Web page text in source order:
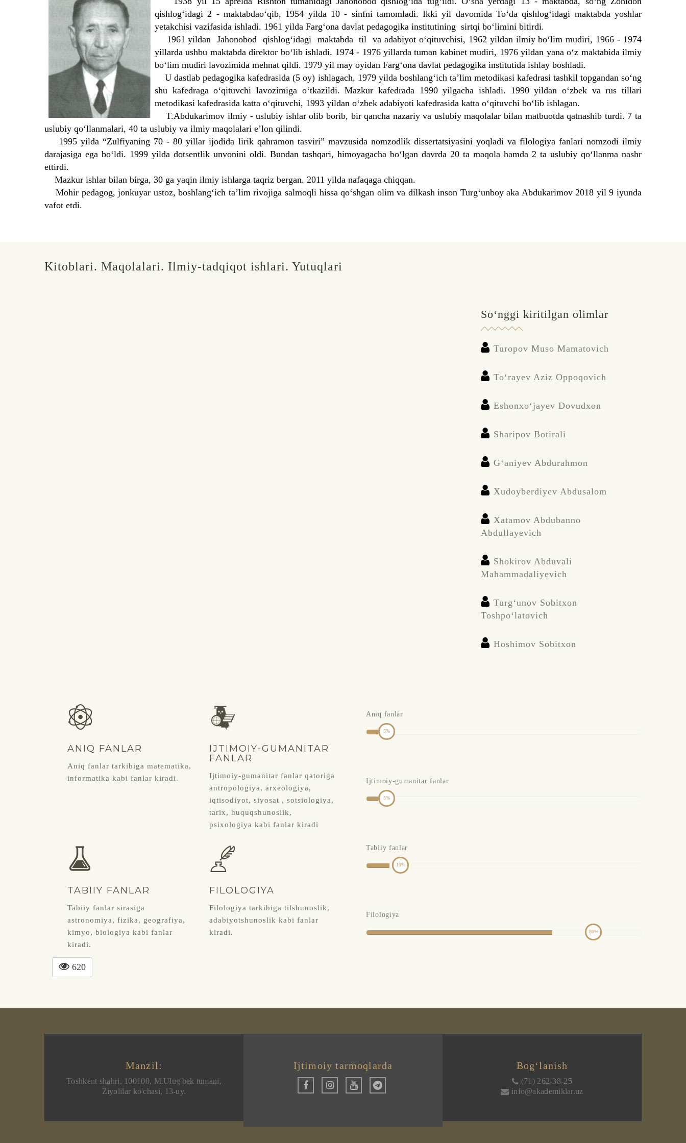
qishlog‘idagi 2 - maktabdao‘qib, 1954 yilda 10 - sinfni tamomladi. Ikki yil davomida To‘da qishlog‘idagi maktabda yoshlar
yetakchisi vazifasida ishladi. 1961 yilda Farg‘ona davlat pedagogika institutining sirtqi bo‘limini bitirdi.
1961 yildan Jahonobod qishlog‘idagi maktabda til va adabiyot o‘qituvchisi, 1962 yildan ilmiy bo‘lim mudiri, 1966 - 1974
yillarda ushbu maktabda direktor bo‘lib ishladi. 1974 - 1976 yillarda tuman kabinet mudiri, 1976 yildan yana o‘z maktabida ilmiy
bo‘lim mudiri lavozimida mehnat qildi. 1979 yil may oyidan Farg‘ona davlat pedagogika institutida ishlay boshladi.
U dastlab pedagogika kafedrasida (5 oy) ishlagach, 1979 yilda boshlang‘ich ta’lim metodikasi kafedrasi tashkil topgandan so‘ng
shu kafedraga o‘qituvchi lavozimiga o‘tkazildi. Mazkur kafedrada 1990 yilgacha ishladi. 1990 yildan o‘zbek va rus tillari
metodikasi kafedrasida katta o‘qituvchi, 1993 yildan o‘zbek adabiyoti kafedrasida katta o‘qituvchi bo‘lib ishlagan.
T.Abdukarimov ilmiy - uslubiy ishlar olib borib, bir qancha nazariy va uslubiy maqolalar bilan matbuotda qatnashib turdi. 7 ta
uslubiy qo‘llanmalari, 40 ta uslubiy va ilmiy maqolalari e’lon qilindi.
1995 yilda “Zulfiyaning 70 - 80 yillar ijodida lirik qahramon tasviri” mavzusida nomzodlik dissertatsiyasini yoqladi va filologiya fanlari nomzodi ilmiy
darajasiga ega bo‘ldi. 1999 yilda dotsentlik unvonini oldi. Bundan tashqari, himoyagacha bo‘lgan davrda 20 ta maqola hamda 2 ta uslubiy qo‘llanma nashr
ettirdi.
Mazkur ishlar bilan birga, 30 ga yaqin ilmiy ishlarga taqriz bergan. 2011 yilda nafaqaga chiqqan.
Mohir pedagog, jonkuyar ustoz, boshlang‘ich ta’lim rivojiga salmoqli hissa qo‘shgan olim va dilkash inson Turg‘unboy aka Abdukarimov 2018 yil 9 iyunda
vafot etdi.
Kitoblari. Maqolalari. Ilmiy-tadqiqot ishlari. Yutuqlari
So‘nggi kiritilgan olimlar
Turopov Muso Mamatovich
To‘rayev Aziz Oppoqovich
Eshonxo‘jayev Dovudxon
Sharipov Botirali
G‘aniyev Abdurahmon
Xudoyberdiyev Abdusalom
Xatamov Abdubanno
Abdullayevich
Shokirov Abduvali
Mahammadaliyevich
Turg‘unov Sobitxon
Toshpo‘latovich
Hoshimov Sobitxon
ANIQ FANLAR
Aniq fanlar tarkibiga matematika,
informatika kabi fanlar kiradi.
IJTIMOIY-GUMANITAR
FANLAR
Ijtimoiy-gumanitar fanlar qatoriga
antropologiya, arxeologiya,
iqtisodiyot, siyosat , sotsiologiya,
tarix, huquqshunoslik,
psixologiya kabi fanlar kiradi
TABIIY FANLAR
Tabiiy fanlar sirasiga
astronomiya, fizika, geografiya,
kimyo, biologiya kabi fanlar
kiradi.
FILOLOGIYA
Filologiya tarkibiga tilshunoslik,
adabiyotshunoslik kabi fanlar
kiradi.
Aniq fanlar
5
Ijtimoiy-gumanitar fanlar
5
Tabiiy fanlar
10
Filologiya
80
620
Manzil:
Toshkent shahri, 100100, M.Ulug'bek tumani,
Ziyolilar ko'chasi, 13-uy.
Ijtimoiy tarmoqlarda Bog‘lanish
(71) 262-38-25
info@akademiklar.uz